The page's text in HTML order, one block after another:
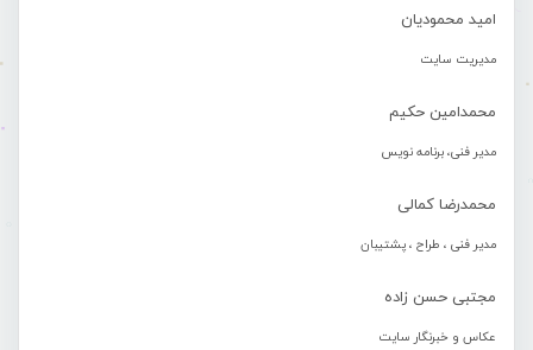
امید محمودیان
مدیریت سایت
محمدامین حکیم
مدیر فنی، برنامه نویس
محمدرضا کمالی
مدیر فنی ، طراح ، پشتیبان
مجتبی حسن زاده
عکاس و خبرنگار سایت